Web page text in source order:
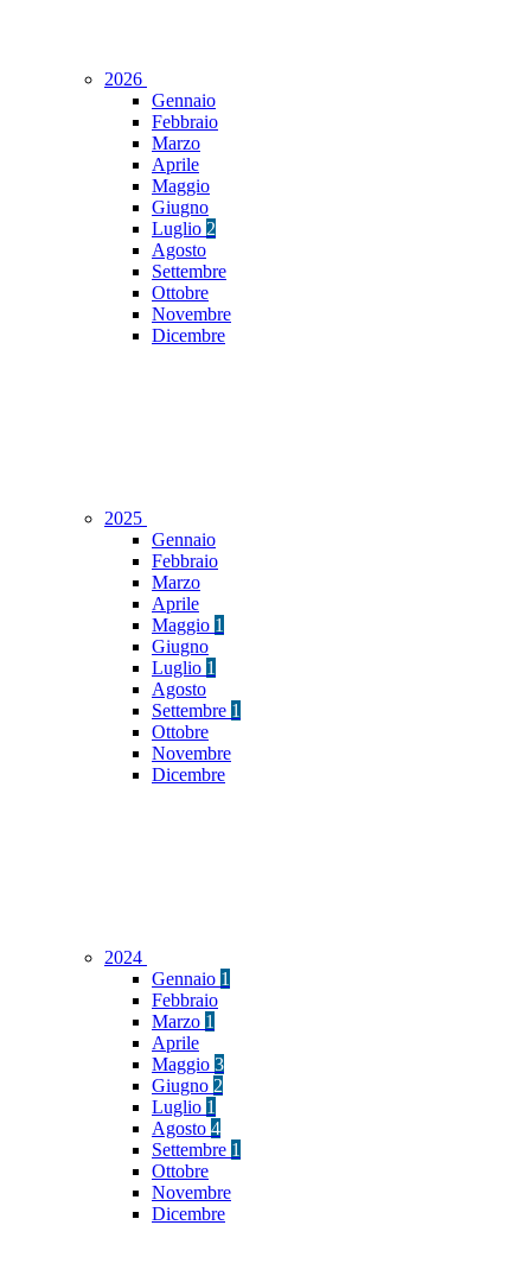
2026
Gennaio
Febbraio
Marzo
Aprile
Maggio
Giugno
Luglio 2
Agosto
Settembre
Ottobre
Novembre
Dicembre
2025
Gennaio
Febbraio
Marzo
Aprile
Maggio 1
Giugno
Luglio 1
Agosto
Settembre 1
Ottobre
Novembre
Dicembre
2024
Gennaio 1
Febbraio
Marzo 1
Aprile
Maggio 3
Giugno 2
Luglio 1
Agosto 4
Settembre 1
Ottobre
Novembre
Dicembre